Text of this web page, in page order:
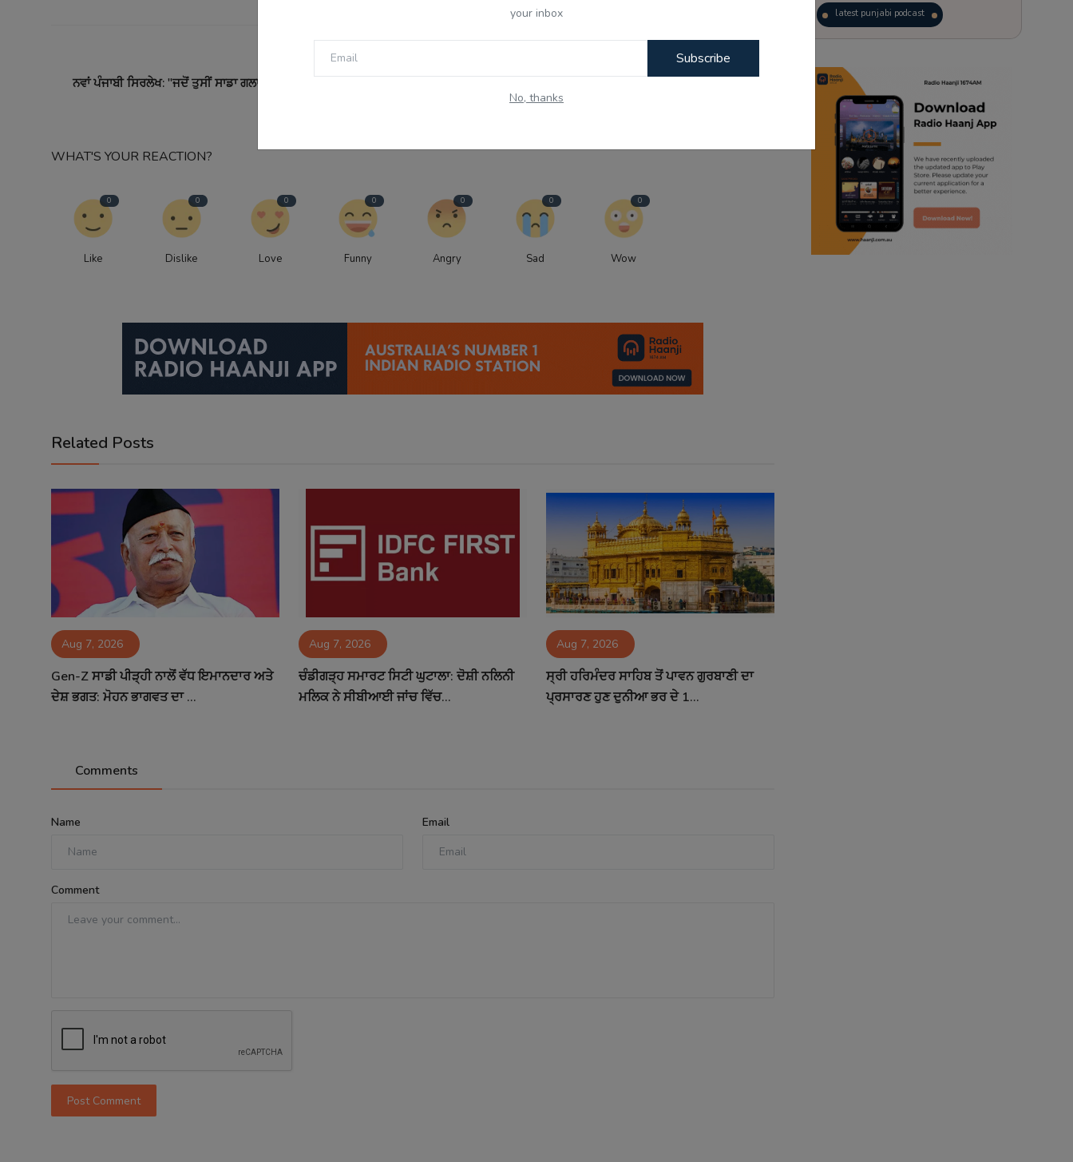
your inbox
Subscribe
No, thanks
PREVIOUS NEWS
ਨਵਾਂ ਪੰਜਾਬੀ ਸਿਰਲੇਖ: "ਜਦੋਂ ਤੁਸੀਂ ਸਾਡਾ ਗਲਾ ਘੁੱਟੋਗੇ, ਤਾਂ ਸਾਨੂੰ ਲੜਨਾ ਹੀ ਪਵੇਗਾ:
WHAT'S YOUR REACTION?
0
Like
0
Dislike
0
Love
0
Funny
0
Angry
0
Sad
0
Wow
Related Posts
Aug 7, 2026
Gen-Z ਸਾਡੀ ਪੀੜ੍ਹੀ ਨਾਲੋਂ ਵੱਧ ਇਮਾਨਦਾਰ ਅਤੇ
ਦੇਸ਼ ਭਗਤ: ਮੋਹਨ ਭਾਗਵਤ ਦਾ ...
Aug 7, 2026
ਚੰਡੀਗੜ੍ਹ ਸਮਾਰਟ ਸਿਟੀ ਘੁਟਾਲਾ: ਦੋਸ਼ੀ ਨਲਿਨੀ
ਮਲਿਕ ਨੇ ਸੀਬੀਆਈ ਜਾਂਚ ਵਿੱਚ...
Aug 7, 2026
ਸ੍ਰੀ ਹਰਿਮੰਦਰ ਸਾਹਿਬ ਤੋਂ ਪਾਵਨ ਗੁਰਬਾਣੀ ਦਾ
ਪ੍ਰਸਾਰਣ ਹੁਣ ਦੁਨੀਆ ਭਰ ਦੇ 1...
Comments
Name Email
Comment
Post Comment
latest punjabi podcast
trending punjabi podcast
ranjodh singh
punjabi podcast australia
radio haanji updates
punjabi kahani